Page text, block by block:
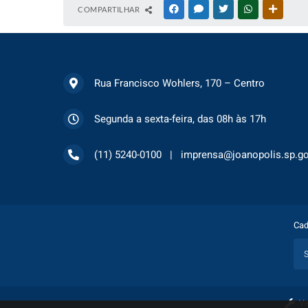
COMPARTILHAR FACEBOOKMESSENGER
TWITTERWHATSAPP
Rua Francisco Wohlers, 170 – Centro
Segunda a sexta-feira, das 08h às 17h
(11) 5240-0100